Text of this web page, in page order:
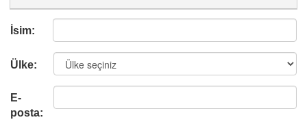
İsim:
Ülke:
E-
posta: